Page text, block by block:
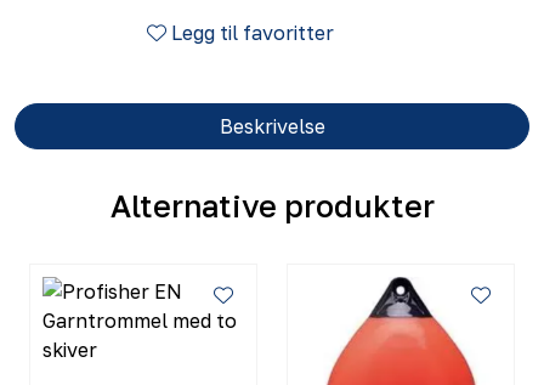
Legg til favoritter
Beskrivelse
Alternative produkter